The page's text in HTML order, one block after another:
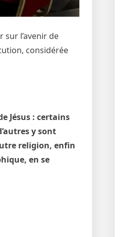
sur l’avenir de
considérée
Jésus : certains
y sont
religion, enfin
en se